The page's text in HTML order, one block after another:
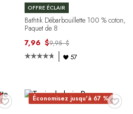
OFFRE ÉCLAIR
Bathtik Débarbouillette 100 % coton,
Paquet de 8
7,96 $9,95 $
57
♥ ♥
Économisez jusqu'à 67 %